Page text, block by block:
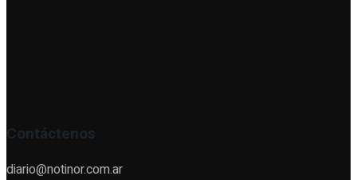
Contáctenos
diario@notinor.com.ar